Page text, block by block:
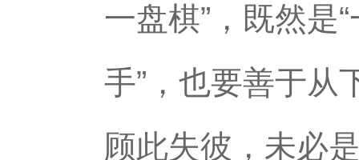
一盘棋”，既然是
手”，也要善于从
顾此失彼，未必